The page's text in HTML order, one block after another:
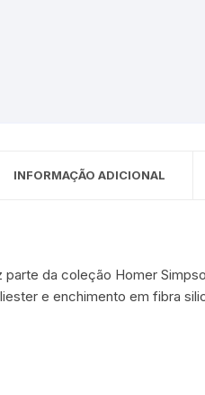
INFORMAÇÃO ADICIONAL
parte da coleção Homer
e enchimento em fibra